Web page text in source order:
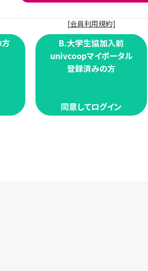
[会員利用規約]
B.大学生協加入前
univcoopマイポータル
登録済みの方
同意してログイン